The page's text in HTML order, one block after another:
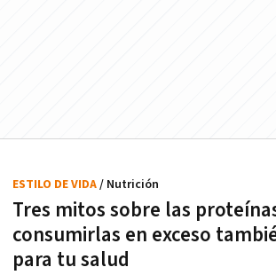
Tres mitos sobre las
consumirlas en exceso
para tu salud
ESTILO DE VIDA/ Nutrición